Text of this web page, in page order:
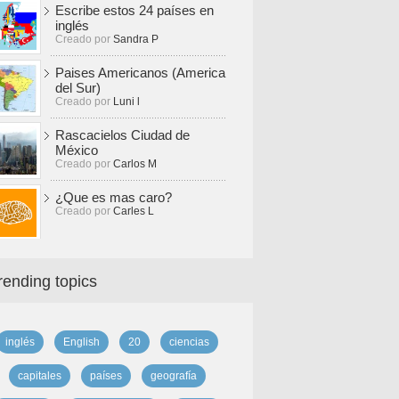
Escribe estos 24 países en
inglés
Creado por Sandra P
Paises Americanos (America
del Sur)
Creado por Luni l
Rascacielos Ciudad de
México
Creado por Carlos M
¿Que es mas caro?
Creado por Carles L
topics
inglés English 20 ciencias
capitales países geografía